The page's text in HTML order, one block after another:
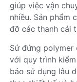
giúp việc vận
nhiều. Sản phẩm
đỡ các thanh cái
Sứ đứng polymer
với quy trình
bảo sử dụng lâu